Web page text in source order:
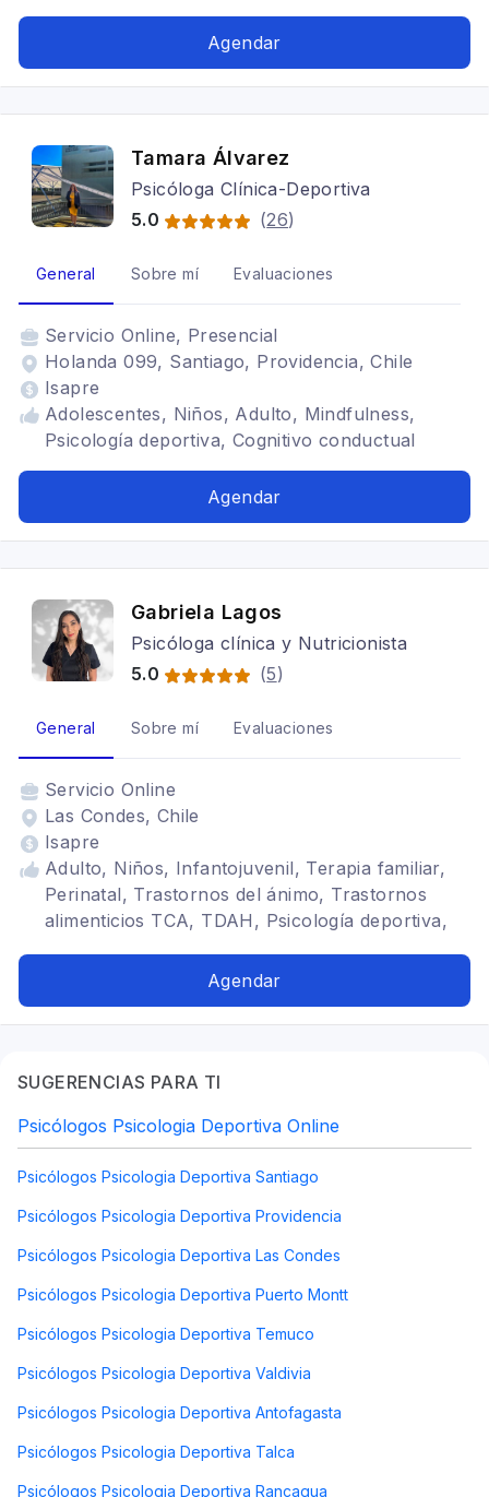
Agendar
Tamara Álvarez
Psicóloga Clínica-Deportiva
5.0
(26)
General Sobre mí Evaluaciones
Servicio Online, Presencial
Holanda 099, Santiago, Providencia, Chile
Isapre
Adolescentes, Niños, Adulto, Mindfulness,
Psicología deportiva, Cognitivo conductual
Agendar
Gabriela Lagos
Psicóloga clínica y Nutricionista
5.0
(5)
General Sobre mí Evaluaciones
Servicio Online
Las Condes, Chile
Isapre
Adulto, Niños, Infantojuvenil, Terapia familiar,
Perinatal, Trastornos del ánimo, Trastornos
alimenticios TCA, TDAH, Psicología deportiva,
Estrés postraumático, Psicooncología, conducta
Agendar
SUGERENCIAS PARA TI
Psicólogos Psicologia Deportiva Online
Psicólogos Psicologia Deportiva Santiago
Psicólogos Psicologia Deportiva Providencia
Psicólogos Psicologia Deportiva Las Condes
Psicólogos Psicologia Deportiva Puerto Montt
Psicólogos Psicologia Deportiva Temuco
Psicólogos Psicologia Deportiva Valdivia
Psicólogos Psicologia Deportiva Antofagasta
Psicólogos Psicologia Deportiva Talca
Psicólogos Psicologia Deportiva Rancagua